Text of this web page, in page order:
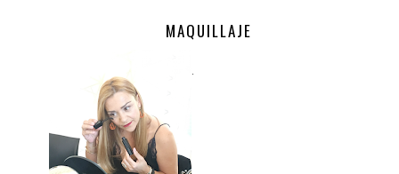
MAQUILLAJE
.